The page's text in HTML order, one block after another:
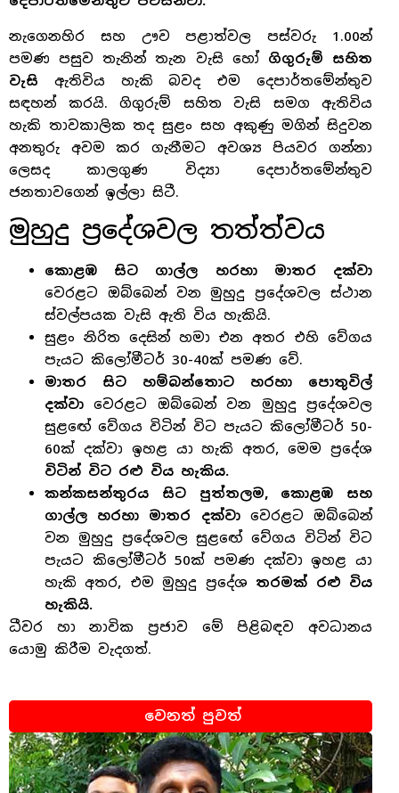
නැගෙනහිර සහ ඌව පළාත්වල පස්වරු 1.00න්
පමණ පසුව තැනින් තැන වැසි හෝ ගිගුරුම් සහිත
වැසි ඇතිවිය හැකි බවද එම දෙපාර්තමේන්තුව
සඳහන් කරයි. ගිගුරුම් සහිත වැසි සමග ඇතිවිය
හැකි තාවකාලික තද සුළං සහ අකුණු මගින් සිදුවන
අනතුරු අවම කර ගැනීමට අවශ්‍ය පියවර ගන්නා
ලෙසද කාලගුණ විද්‍යා දෙපාර්තමේන්තුව
ජනතාවගෙන් ඉල්ලා සිටී.
මුහුදු ප්‍රදේශවල තත්ත්වය
කොළඹ සිට ගාල්ල හරහා මාතර දක්වා
වෙරළට ඔබ්බෙන් වන මුහුදු ප්‍රදේශවල ස්ථාන
ස්වල්පයක වැසි ඇති විය හැකියි.
සුළං නිරිත දෙසින් හමා එන අතර එහි වේගය
පැයට කිලෝමීටර් 30-40ක් පමණ වේ.
මාතර සිට හම්බන්තොට හරහා පොතුවිල්
දක්වා වෙරළට ඔබ්බෙන් වන මුහුදු ප්‍රදේශවල
සුළඟේ වේගය විටින් විට පැයට කිලෝමීටර් 50-
60ක් දක්වා ඉහළ යා හැකි අතර, මෙම ප්‍රදේශ
විටින් විට රළු විය හැකිය.
කන්කසන්තුරය සිට පුත්තලම, කොළඹ සහ
ගාල්ල හරහා මාතර දක්වාවෙරළට ඔබ්බෙන්
වන මුහුදු ප්‍රදේශවල සුළඟේ වේගය විටින් විට
පැයට කිලෝමීටර් 50ක් පමණ දක්වා ඉහළ යා
හැකි අතර, එම මුහුදු ප්‍රදේශ තරමක් රළු විය
හැකියි.
ධීවර හා නාවික ප්‍රජාව මේ පිළිබඳව අවධානය
යොමු කිරීම වැදගත්.
වෙනත් පුවත්